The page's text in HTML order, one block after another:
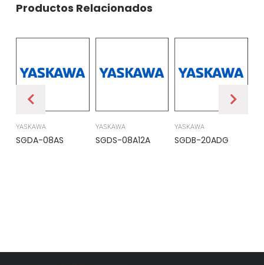
Productos Relacionados
YASKAWA
SGDA-08AS
YASKAWA
SGDS-08A12A
YASKAWA
SGDB-20ADG